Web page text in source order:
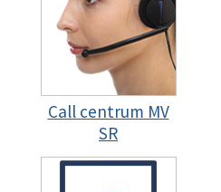
Call centrum MV
SR